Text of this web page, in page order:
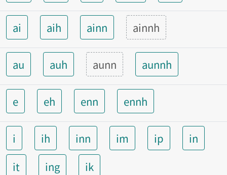
ai aih ainn ainnh
au auh aunn aunnh
e eh enn ennh
i ih inn im ip
in
it
ing ik